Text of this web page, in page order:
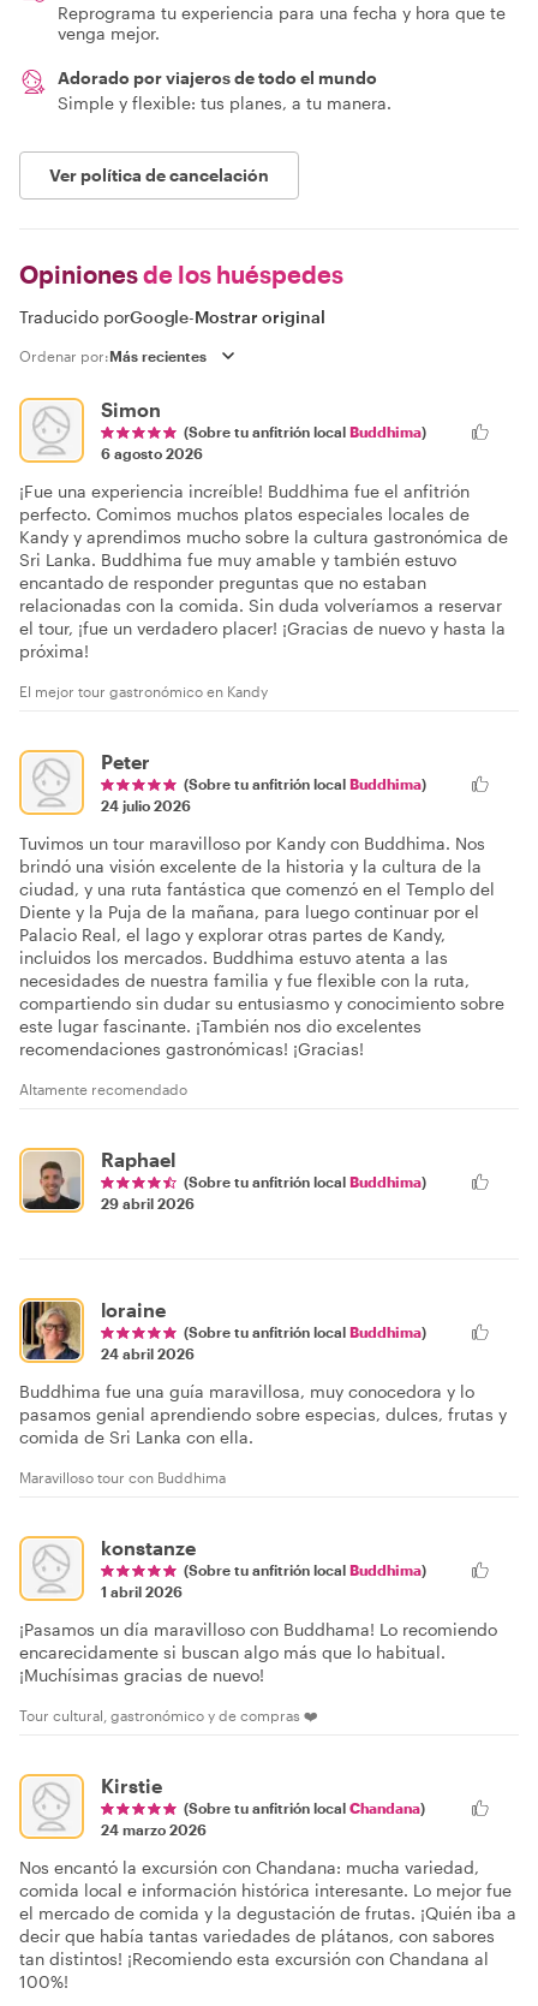
Reprograma tu experiencia para una fecha y hora que te
venga mejor.
Adorado por viajeros de todo el mundo
Simple y flexible: tus planes, a tu manera.
Ver política de cancelación
Opinionesde los huéspedes
Traducido porGoogle-Mostrar original
Ordenar por:
Simon
(Sobre tu anfitrión local Buddhima)
6 agosto 2026
¡Fue una experiencia increíble! Buddhima fue el anfitrión
perfecto. Comimos muchos platos especiales locales de
Kandy y aprendimos mucho sobre la cultura gastronómica de
Sri Lanka. Buddhima fue muy amable y también estuvo
encantado de responder preguntas que no estaban
relacionadas con la comida. Sin duda volveríamos a reservar
el tour, ¡fue un verdadero placer! ¡Gracias de nuevo y hasta la
próxima!
El mejor tour gastronómico en Kandy
Peter
(Sobre tu anfitrión local Buddhima)
24 julio 2026
Tuvimos un tour maravilloso por Kandy con Buddhima. Nos
brindó una visión excelente de la historia y la cultura de la
ciudad, y una ruta fantástica que comenzó en el Templo del
Diente y la Puja de la mañana, para luego continuar por el
Palacio Real, el lago y explorar otras partes de Kandy,
incluidos los mercados. Buddhima estuvo atenta a las
necesidades de nuestra familia y fue flexible con la ruta,
compartiendo sin dudar su entusiasmo y conocimiento sobre
este lugar fascinante. ¡También nos dio excelentes
recomendaciones gastronómicas! ¡Gracias!
Altamente recomendado
Raphael
(Sobre tu anfitrión local Buddhima)
29 abril 2026
loraine
(Sobre tu anfitrión local Buddhima)
24 abril 2026
Buddhima fue una guía maravillosa, muy conocedora y lo
pasamos genial aprendiendo sobre especias, dulces, frutas y
comida de Sri Lanka con ella.
Maravilloso tour con Buddhima
konstanze
(Sobre tu anfitrión local Buddhima)
1 abril 2026
¡Pasamos un día maravilloso con Buddhama! Lo recomiendo
encarecidamente si buscan algo más que lo habitual.
¡Muchísimas gracias de nuevo!
Tour cultural, gastronómico y de compras ❤️
Kirstie
(Sobre tu anfitrión local Chandana)
24 marzo 2026
Nos encantó la excursión con Chandana: mucha variedad,
comida local e información histórica interesante. Lo mejor fue
el mercado de comida y la degustación de frutas. ¡Quién iba a
decir que había tantas variedades de plátanos, con sabores
tan distintos! ¡Recomiendo esta excursión con Chandana al
100%!